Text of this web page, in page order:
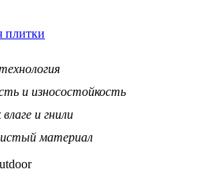
плитки
и износостойкость
влаге и гнили
материал